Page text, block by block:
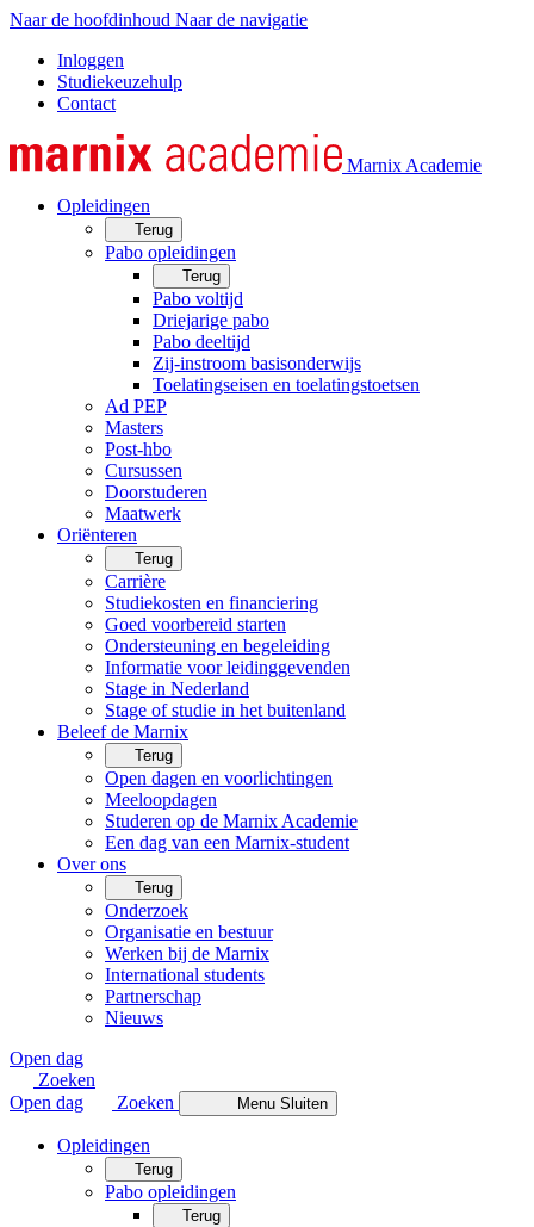
Naar de hoofdinhoud Naar de navigatie
Inloggen
Studiekeuzehulp
Contact
Marnix Academie
Opleidingen
Terug
Pabo opleidingen
Terug
Pabo voltijd
Driejarige pabo
Pabo deeltijd
Zij-instroom basisonderwijs
Toelatingseisen en toelatingstoetsen
Ad PEP
Masters
Post-hbo
Cursussen
Doorstuderen
Maatwerk
Oriënteren
Terug
Carrière
Studiekosten en financiering
Goed voorbereid starten
Ondersteuning en begeleiding
Informatie voor leidinggevenden
Stage in Nederland
Stage of studie in het buitenland
Beleef de Marnix
Terug
Open dagen en voorlichtingen
Meeloopdagen
Studeren op de Marnix Academie
Een dag van een Marnix-student
Over ons
Terug
Onderzoek
Organisatie en bestuur
Werken bij de Marnix
International students
Partnerschap
Nieuws
Open dag
Zoeken
Open dag
Zoeken Menu Sluiten
Opleidingen
Terug
Pabo opleidingen
Terug